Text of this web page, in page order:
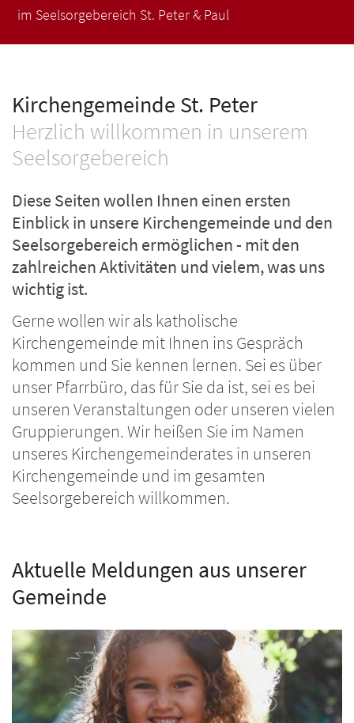
im Seelsorgebereich St. Peter & Paul
im Seelsorgebereich St. Peter & Paul
im Seelsorgebereich St. Peter & Paul
im Seelsorgebereich St. Peter & Paul
im Seelsorgebereich St. Peter & Paul
Kirchengemeinde St. Peter
Herzlich willkommen in unserem
Seelsorgebereich
Diese Seiten wollen Ihnen einen ersten
Einblick in unsere Kirchengemeinde und den
Seelsorgebereich ermöglichen - mit den
zahlreichen Aktivitäten und vielem, was uns
wichtig ist.
Gerne wollen wir als katholische
Kirchengemeinde mit Ihnen ins Gespräch
kommen und Sie kennen lernen. Sei es über
unser Pfarrbüro, das für Sie da ist, sei es bei
unseren Veranstaltungen oder unseren vielen
Gruppierungen. Wir heißen Sie im Namen
unseres Kirchengemeinderates in unseren
Kirchengemeinde und im gesamten
Seelsorgebereich willkommen.
Aktuelle Meldungen aus unserer
Gemeinde